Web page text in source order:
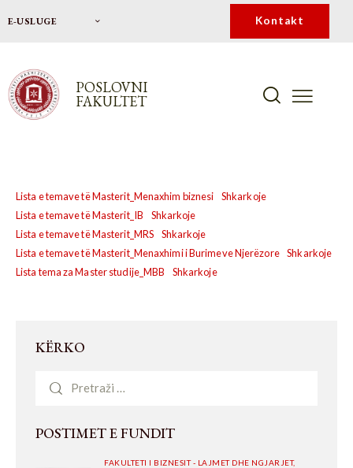
E-USLUGE Kontakt
POSLOVNI
FAKULTET
Lista e temave të Masterit_Menaxhim biznesi
Shkarkoje
Lista e temave të Masterit_IB
Shkarkoje
Lista e temave të Masterit_MRS
Shkarkoje
Lista e temave të Masterit_Menaxhimi i Burimeve Njerëzore Shkarkoje
Lista tema za Master studije_MBB
Shkarkoje
KËRKO
POSTIMET E FUNDIT
FAKULTETI I BIZNESIT - LAJMET DHE NGJARJET,